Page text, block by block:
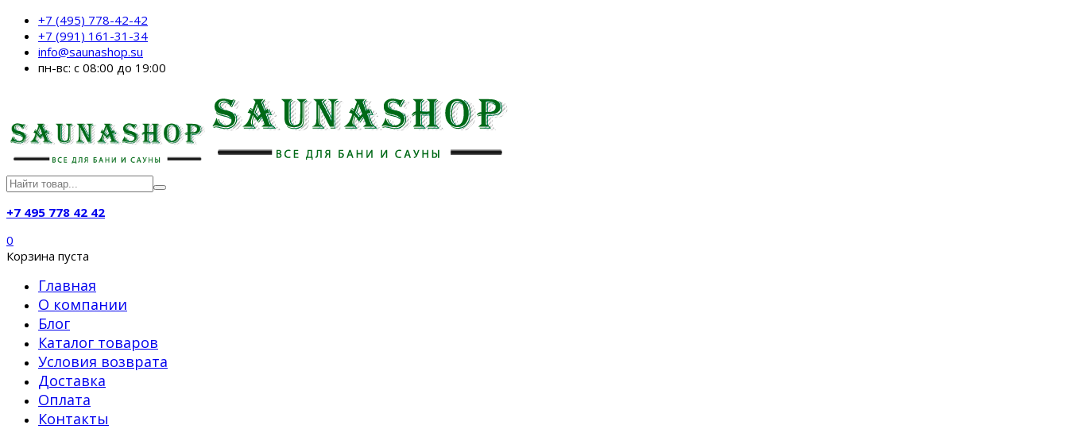
+7 (495) 778-42-42
+7 (991) 161-31-34
info@saunashop.su
пн-вс: с 08:00 до 19:00
+7 495 778 42 42
0
Корзина пуста
Главная
О компании
Блог
Каталог товаров
Условия возврата
Доставка
Оплата
Контакты